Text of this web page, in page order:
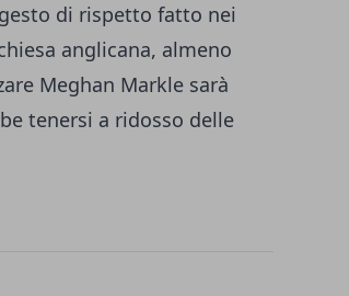
di rispetto fatto nei
anglicana, almeno
Meghan Markle sarà
tenersi a ridosso delle